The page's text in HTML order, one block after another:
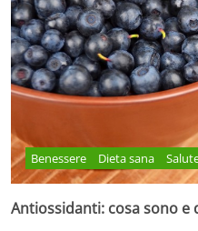
Benessere Dieta sana
Antiossidanti: cosa sono e